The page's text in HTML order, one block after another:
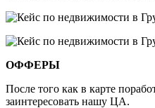
ОФФЕРЫ
После того как в карте
заинтересовать нашу ЦА.